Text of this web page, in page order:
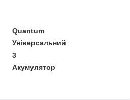
Quantum
Універсальний
3
Акумулятор